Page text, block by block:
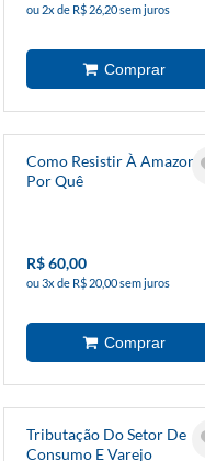
ou 2x de R$ 26,20 sem juros
Como Resistir À Amazon
Por Quê
R$ 60,00
ou 3x de R$ 20,00 sem juros
Tributação Do Setor De
Consumo E Varejo